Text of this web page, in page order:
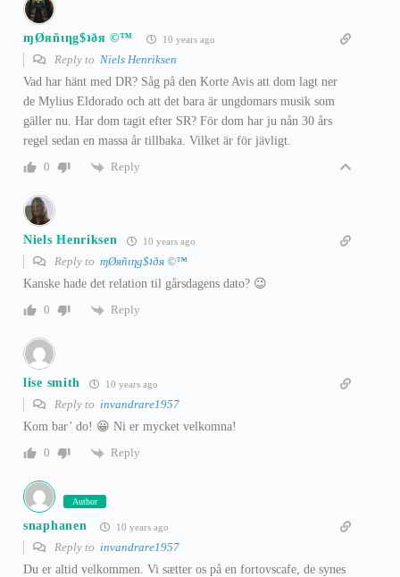
ɱØяñιηg$ʇðя ©™ 10 years ago
Reply to Niels Henriksen
Vad har hänt med DR? Såg på den Korte Avis att dom lagt ner
de Mylius Eldorado och att det bara är ungdomars musik som
gäller nu. Har dom tagit efter SR? För dom har ju nån 30 års
regel sedan en massa år tillbaka. Vilket är för jävligt.
0
Reply
Niels Henriksen 10 years ago
Reply to ɱØяñιηg$ʇðя ©™
Kanske hade det relation til gårsdagens dato? 😉
0
Reply
lise smith 10 years ago
Reply to invandrare1957
Kom bar’ do! 😀 Ni er mycket velkomna!
0
Reply
Author
snaphanen 10 years ago
Reply to invandrare1957
Du er altid velkommen. Vi sætter os på en fortovscafe, de synes